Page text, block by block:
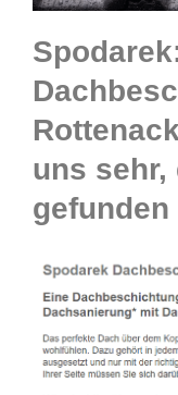
uns sehr,
gefunden